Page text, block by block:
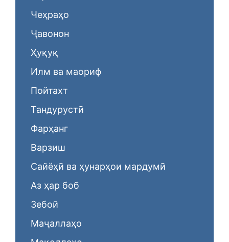
Чеҳраҳо
Ҷавонон
Ҳуқуқ
Илм ва маориф
Пойтахт
Тандурустӣ
Фарҳанг
Варзиш
Сайёҳӣ ва ҳунарҳои мардумӣ
Аз ҳар боб
Зебоӣ
Маҷаллаҳо